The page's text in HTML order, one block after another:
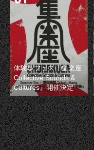
体験型フェス『集楽座
Collective Sounds &
Cultures』開催決定